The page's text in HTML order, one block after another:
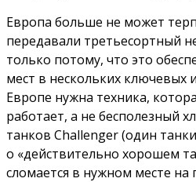
Европа больше не может
передавали третьесортный
только потому, что это
мест в нескольких ключевых
Европе нужна техника,
работает, а не бесполезный
танков Challenger (один
о «действительно хорошем
сломается в нужном месте на